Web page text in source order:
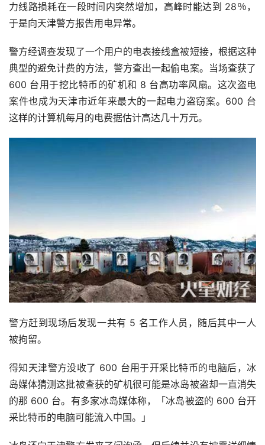
力线路损耗在一段时间内突然增加，高峰时能达到 28％，
于是向天津警方报告用电异常。
警方经调查发现了一个用户的电表接线盒被短接，根据这种
典型的避免计费的方法，警方查出一起偷电案。当场查获了
600 台用于挖比特币的矿机和 8 台高功率风扇。这次盗电
案件也成为天津市近年来最大的一起电力盗窃案。600 台
这样的计算机每月的电费据估计高达几十万元。
警方赶到现场后发现一共有 5 名工作人员，随后其中一人
被拘留。
得知天津警方没收了 600 台用于开采比特币的电脑后，冰
岛媒体猜测这批被查获的矿机很可能是冰岛被盗却一直消失
的那 600 台。有多家冰岛媒体称，「冰岛被盗的 600 台开
采比特币的电脑可能流入中国。」